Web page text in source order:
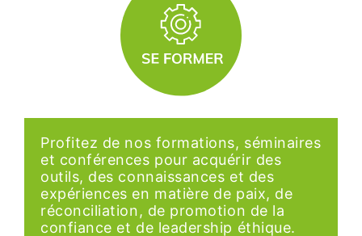
Profitez de nos formations, séminaires
et conférences pour acquérir des
outils, des connaissances et des
expériences en matière de paix, de
réconciliation, de promotion de la
confiance et de leadership éthique.